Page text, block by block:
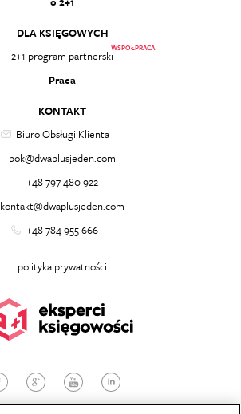
DLA KSIĘGOWYCH
2+1 program partnerski
WSPÓŁPRACA
Praca
KONTAKT
Biuro Obsługi Klienta
bok@dwaplusjeden.com
+48 797 480 922
kontakt@dwaplusjeden.com
+48 784 955 666
polityka prywatności